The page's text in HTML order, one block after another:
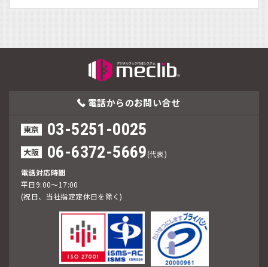
電話からのお問い合せ
東京 03-5251-0025
大阪 06-6372-5669(代表)
電話対応時間
平日9:00～17:00
(祝日、当社指定定休日を除く)